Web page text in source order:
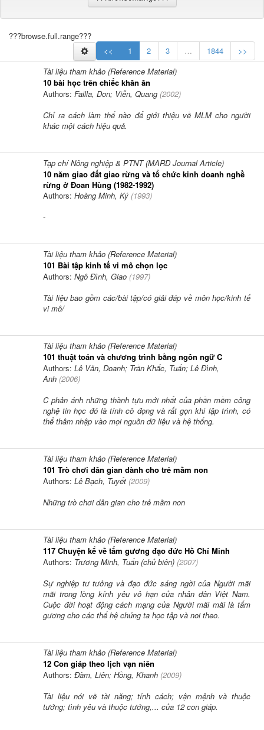
???browse.full.range???
<<
1 2 3 … 1844
>>
Tài liệu tham khảo (Reference Material)
10 bài học trên chiếc khăn ăn
Authors: Failla, Don; Viễn, Quang (2002)
Chỉ ra cách làm thế nào để giới thiệu về MLM cho người
khác một cách hiệu quả.
Tạp chí Nông nghiệp & PTNT (MARD Journal Article)
10 năm giao đất giao rừng và tổ chức kinh doanh nghề
rừng ở Đoan Hùng (1982-1992)
Authors: Hoàng Minh, Ký (1993)
-
Tài liệu tham khảo (Reference Material)
101 Bài tập kinh tế vi mô chọn lọc
Authors: Ngô Đình, Giao (1997)
Tài liệu bao gồm các/bài tập/có giải đáp về môn học/kinh tế
vi mô/
Tài liệu tham khảo (Reference Material)
101 thuật toán và chương trình bằng ngôn ngữ C
Authors: Lê Văn, Doanh; Trần Khắc, Tuấn; Lê Đình,
Anh (2006)
C phản ánh những thành tựu mới nhất của phần mềm công
nghệ tin học đó là tính cô đọng và rất gọn khi lập trình, có
thể thâm nhập vào mọi nguồn dữ liệu và hệ thống.
Tài liệu tham khảo (Reference Material)
101 Trò chơi dân gian dành cho trẻ mầm non
Authors: Lê Bạch, Tuyết (2009)
Những trò chơi dân gian cho trẻ mầm non
Tài liệu tham khảo (Reference Material)
117 Chuyện kể về tấm gương đạo đức Hồ Chí Minh
Authors: Trương Minh, Tuấn (chủ biên) (2007)
Sự nghiệp tư tưởng và đạo đức sáng ngời của Người mãi
mãi trong lòng kính yêu vô hạn của nhân dân Việt Nam.
Cuộc đời hoạt động cách mạng của Người mãi mãi là tấm
gương cho các thế hệ chúng ta học tập và noi theo.
Tài liệu tham khảo (Reference Material)
12 Con giáp theo lịch vạn niên
Authors: Đàm, Liên; Hồng, Khanh (2009)
Tài liệu nói về tài năng; tính cách; vận mệnh và thuộc
tướng; tình yêu và thuộc tướng,... của 12 con giáp.